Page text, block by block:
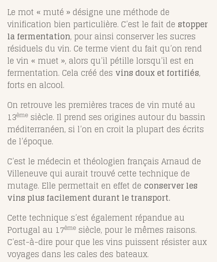
Le mot « muté » désigne une méthode de
vinification bien particulière. C’est le fait de stopper
la fermentation, pour ainsi conserver les sucres
résiduels du vin. Ce terme vient du fait qu’on rend
le vin « muet », alors qu’il pétille lorsqu’il est en
fermentation. Cela créé des vins doux et fortifiés,
forts en alcool.
On retrouve les premières traces de vin muté au
13ème siècle. Il prend ses origines autour du bassin
méditerranéen, si l’on en croit la plupart des écrits
de l’époque.
C’est le médecin et théologien français Arnaud de
Villeneuve qui aurait trouvé cette technique de
mutage. Elle permettait en effet de conserver les
vins plus facilement durant le transport.
Cette technique s’est également répandue au
Portugal au 17ème siècle, pour le mêmes raisons.
C’est-à-dire pour que les vins puissent résister aux
voyages dans les cales des bateaux.